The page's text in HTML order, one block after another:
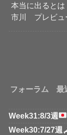
本当に出ると
市川 プレビュ
フォーラム 最
Week31:8/3週
Week30:7/27週